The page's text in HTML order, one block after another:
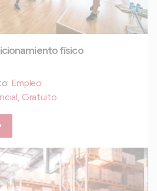
físico
Empleo
, Gratuito